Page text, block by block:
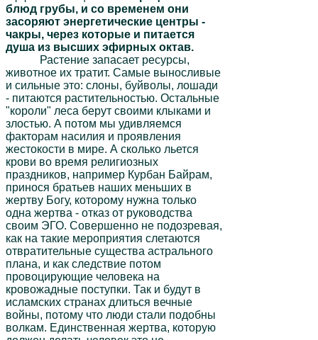
блюд грубы, и со временем они
засоряют энергетические центры -
чакры, через которые и питается
душа из высших эфирных октав.
Растение запасает ресурсы,
животное их тратит. Самые выносливые
и сильные это: слоны, буйволы, лошади
- питаются растительностью. Остальные
"короли" леса берут своими клыками и
злостью. А потом мы удивляемся
факторам насилия и проявления
жестокости в мире. А сколько льется
крови во время религиозных
праздников, например Курбан Байрам,
принося братьев наших меньших в
жертву Богу, которому нужна только
одна жертва - отказ от руководства
своим ЭГО. Совершенно не подозревая,
как на такие мероприятия слетаются
отвратительные существа астрального
плана, и как следствие потом
провоцирующие человека на
кровожадные поступки. Так и будут в
исламских странах длиться вечные
войны, потому что люди стали подобны
волкам. Единственная жертва, которую